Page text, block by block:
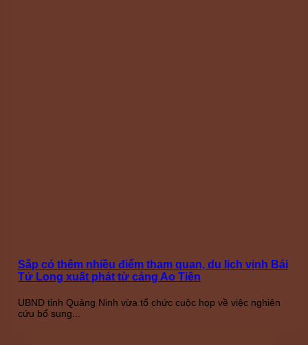
Sắp có thêm nhiều điểm tham quan, du lịch vịnh Bái
Tử Long xuất phát từ cảng Ao Tiên
UBND tỉnh Quảng Ninh vừa tổ chức cuộc họp về việc nghiên
cứu bổ sung...